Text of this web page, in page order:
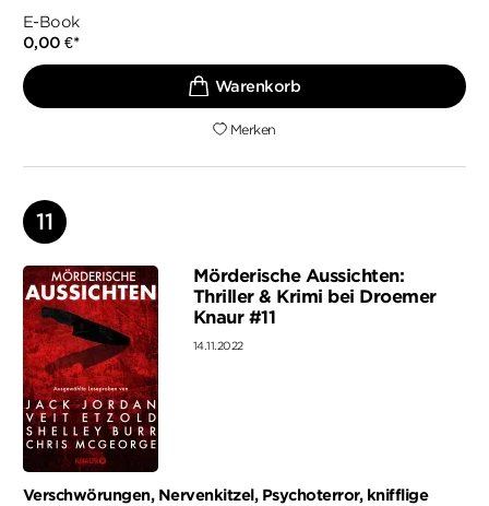
E-Book
0,00 €*
Merken
Mörderische Aussichten:
Thriller & Krimi bei Droemer
Knaur #11
14.11.2022
Verschwörungen, Nervenkitzel, Psychoterror, knifflige